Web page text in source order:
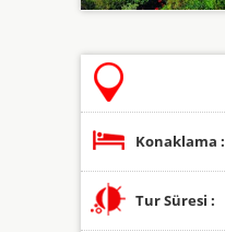
Konaklama :
Tur Süresi :